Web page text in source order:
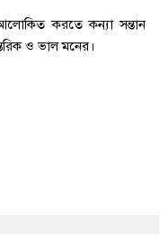
করতে কন্যা সন্তান
ও ভাল মনের।